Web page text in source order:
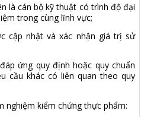
là cán bộ kỹ thuật có trình độ đại
trong cùng lĩnh vực;
cập nhật và xác nhận giá trị sử
ứng quy định hoặc quy chuẩn
cầu khác có liên quan theo quy
nghiệm kiểm chứng thực phẩm: